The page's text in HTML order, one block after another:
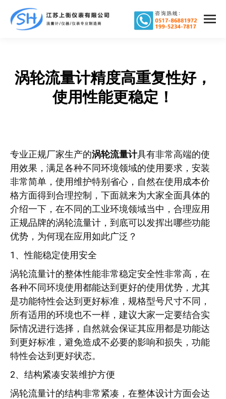
涡轮流量计精度高重复性好，
使用性能更稳定！
您在这里：
专业正规厂家生产的涡轮流量计具有非常高端的使
用效果，满足各种不同环境领域的使用要求，安装
非常简单，使用维护特别省心，自然在使用成本价
格方面得到合理控制，下面就来为大家全面具体的
介绍一下，在不同的工业环境领域当中，合理应用
正规品牌的涡轮流量计，到底可以发挥出哪些功能
优势，为何现在应用如此广泛？
1、性能稳定使用安全
涡轮流量计的整体性能非常稳定安全性非常高，在
各种不同环境使用都能达到更好的使用优势，尤其
是功能特性会达到更好标准，规格型号尺寸不同，
所有适用的环境也不一样，建议大家一定要结合实
际情况进行选择，自然就会保证其应用都是功能达
到更好标准，避免造成不必要的影响和损失，功能
特性会达到更好状态。
2、结构紧凑安装维护方便
涡轮流量计的结构非常紧凑，在整体设计方面会达